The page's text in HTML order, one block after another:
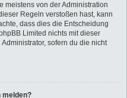
meistens von der Administration
Regeln verstoßen hast, kann
dass dies die Entscheidung
Limited nichts mit dieser
sofern du die nicht
melden?